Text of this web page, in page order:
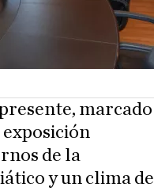
marcado
de la
y un clima de